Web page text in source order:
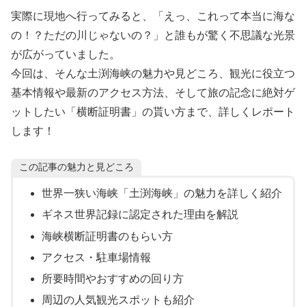
実際に現地へ行ってみると、「えっ、これって本当に海な
の！？ただの川じゃないの？」と誰もが驚く不思議な光景
が広がっていました。
今回は、そんな土渕海峡の魅力や見どころ、観光に役立つ
基本情報や最新のアクセス方法、そして旅の記念に絶対ゲ
ットしたい「横断証明書」の貰い方まで、詳しくレポート
します！
この記事の魅力と見どころ
世界一狭い海峡「土渕海峡」の魅力を詳しく紹介
ギネス世界記録に認定された理由を解説
海峡横断証明書のもらい方
アクセス・駐車場情報
所要時間やおすすめの回り方
周辺の人気観光スポットも紹介